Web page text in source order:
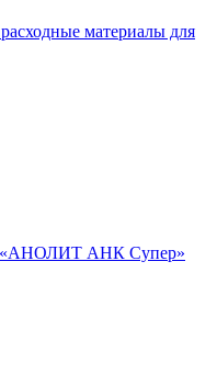
материалы для
«АНОЛИТ АНК Супер»